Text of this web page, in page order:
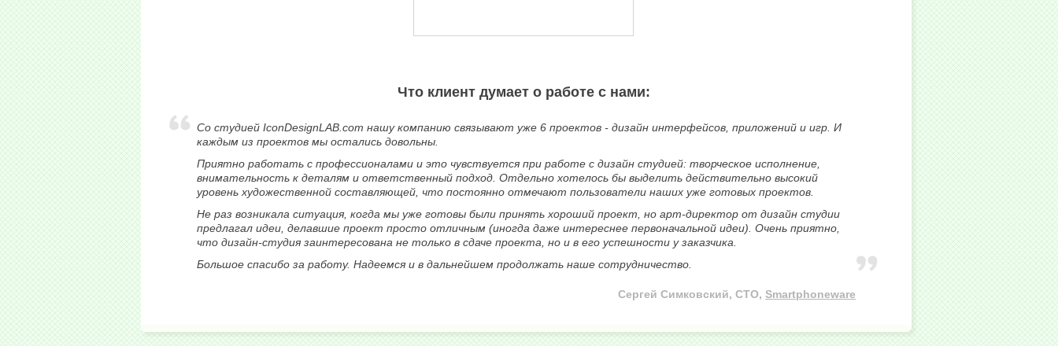
Что клиент думает о работе с нами:
Со студией IconDesignLAB.com нашу компанию связывают уже 6 проектов - дизайн интерфейсов, приложений и игр. И
каждым из проектов мы остались довольны.
Приятно работать с профессионалами и это чувствуется при работе с дизайн студией: творческое исполнение,
внимательность к деталям и ответственный подход. Отдельно хотелось бы выделить действительно высокий
уровень художественной составляющей, что постоянно отмечают пользователи наших уже готовых проектов.
Не раз возникала ситуация, когда мы уже готовы были принять хороший проект, но арт-директор от дизайн студии
предлагал идеи, делавшие проект просто отличным (иногда даже интереснее первоначальной идеи). Очень приятно,
что дизайн-студия заинтересована не только в сдаче проекта, но и в его успешности у заказчика.
Большое спасибо за работу. Надеемся и в дальнейшем продолжать наше сотрудничество.
Сергей Симковский, CTO, Smartphoneware